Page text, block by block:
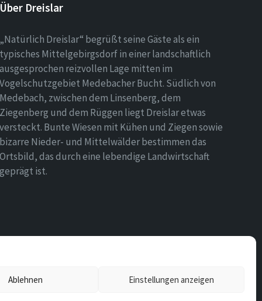
Ablehnen Einstellungen anzeigen
Über Dreislar
„Natürlich Dreislar“ begrüßt seine Gäste als ein
typisches Mittelgebirgsdorf in einer landschaftlich
ausgesprochen reizvollen Lage mitten im
Vogelschutzgebiet Medebacher Bucht. Südlich von
Medebach, zwischen dem Linsenberg, dem
Ziegenberg und dem Rüggen liegt Dreislar etwas
versteckt. Bunte Wiesen mit Kühen und Ziegen sowie
bizarre Nieder- und Mittelwälder bestimmen das
Ortsbild, das durch eine lebendige Landwirtschaft
geprägt ist.